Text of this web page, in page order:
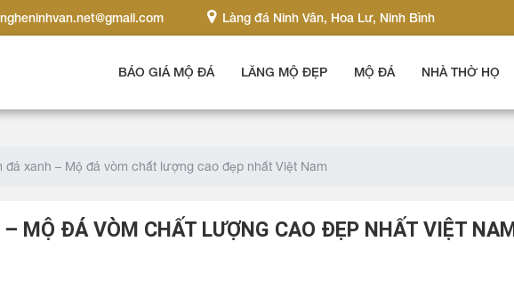
Làng đá Ninh Vân, Hoa Lư, Ninh Bình
BÁO GIÁ MỘ ĐÁ LĂNG MỘ ĐẸP MỘ ĐÁ NHÀ THỜ HỌ
đá xanh – Mộ đá vòm chất lượng cao đẹp nhất Việt Nam
MỘ ĐÁ VÒM CHẤT LƯỢNG CAO ĐẸP NHẤT VIỆT NAM